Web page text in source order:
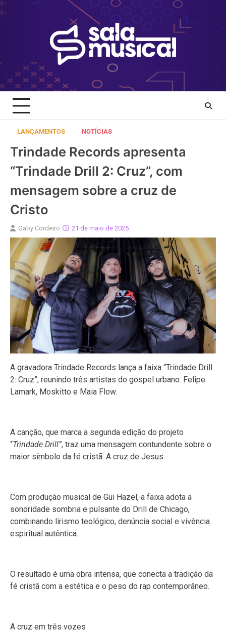
Skip
to
LANÇAMENTOS NOTÍCIAS
Trindade Records apresenta
“Trindade Drill 2: Cruz”, com
mensagem sobre a cruz de
Cristo
Gaby Cordeiro 21 de maio de 2025
A gravadora Trindade Records lança a faixa “Trindade Drill
2: Cruz”, reunindo três artistas do gospel urbano: Felipe
Lamark, Moskitto e Maia Flow.
A canção, que marca a segunda edição do projeto
“Trindade Drill”, traz uma mensagem contundente sobre o
maior símbolo da fé cristã: A cruz de Jesus.
Com produção musical de Gui Hazel, a faixa adota a
sonoridade sombria e pulsante do Drill de Chicago,
combinando lirismo teológico, denúncia social e vivência
espiritual autêntica.
O resultado é uma obra intensa, que conecta a tradição da
fé cristã com a estética e o peso do rap contemporâneo.
A cruz em três vozes